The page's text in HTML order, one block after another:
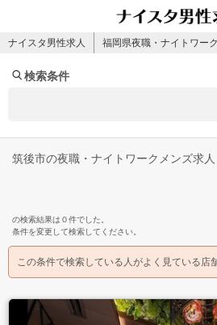
ナイスタ男性求人 福岡県夜職・ナイトワー
検索条件
筑後市の夜職・ナイトワークメンズ求
の検索結果は０件でした。
条件を変更して検索してください。
この条件で検索している人がよく見ている店